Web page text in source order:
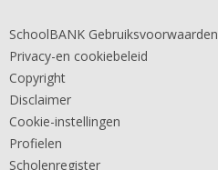
SchoolBANK Gebruiksvoorwaarden
Privacy-en cookiebeleid
Copyright
Disclaimer
Cookie-instellingen
Profielen
Scholenregister